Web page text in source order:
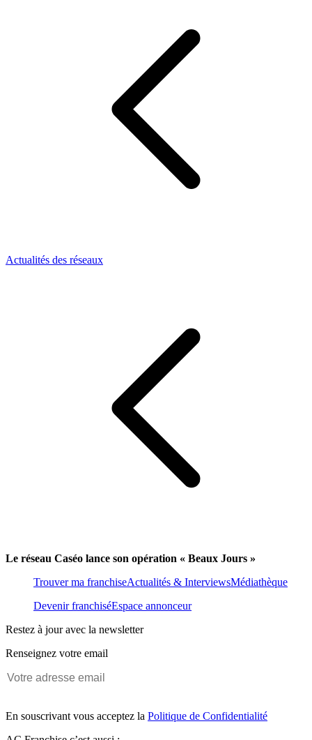
Actualités des réseaux
Le réseau Caséo lance son opération « Beaux Jours »
Trouver ma franchiseActualités & InterviewsMédiathèque
Devenir franchiséEspace annonceur
Restez à jour avec la newsletter
Renseignez votre email
En souscrivant vous acceptez la Politique de Confidentialité